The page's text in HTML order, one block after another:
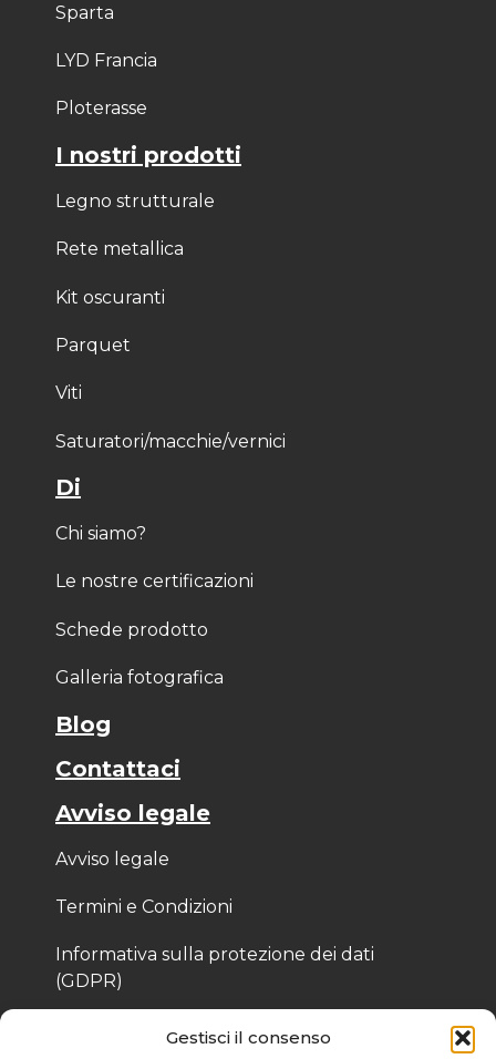
Gestisci il consenso
Sparta
LYD Francia
Ploterasse
I nostri prodotti
Legno strutturale
Rete metallica
Kit oscuranti
Parquet
Viti
Saturatori/macchie/vernici
Di
Chi siamo?
Le nostre certificazioni
Schede prodotto
Galleria fotografica
Blog
Contattaci
Avviso legale
Avviso legale
Termini e Condizioni
Informativa sulla protezione dei dati
(GDPR)
Informativa sui cookie